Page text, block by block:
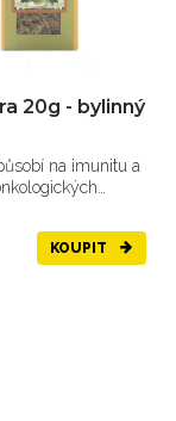
20g - bylinný
na imunitu a
KOUPIT